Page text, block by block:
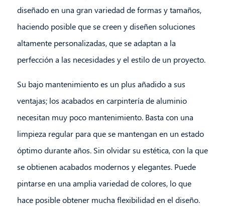
diseñado en una gran variedad de formas y tamaños,
haciendo posible que se creen y diseñen soluciones
altamente personalizadas, que se adaptan a la
perfección a las necesidades y el estilo de un proyecto.
Su bajo mantenimiento es un plus añadido a sus
ventajas; los acabados en carpintería de aluminio
necesitan muy poco mantenimiento. Basta con una
limpieza regular para que se mantengan en un estado
óptimo durante años. Sin olvidar su estética, con la que
se obtienen acabados modernos y elegantes. Puede
pintarse en una amplia variedad de colores, lo que
hace posible obtener mucha flexibilidad en el diseño.